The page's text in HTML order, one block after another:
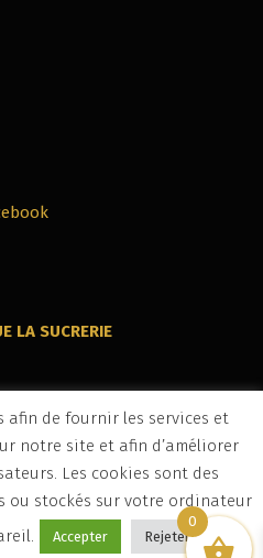
LA SUCRERIE
afin de fournir les services et
notre site et afin d’améliorer
Les cookies sont des
ou stockés sur votre ordinateur
Accepter Rejeter
0